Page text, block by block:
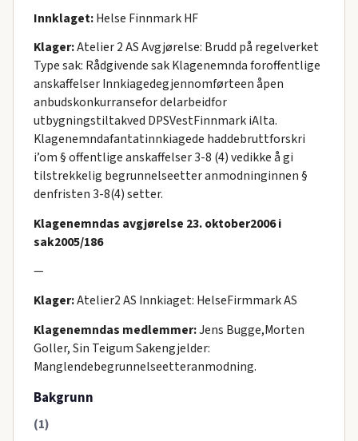
Innklaget:Helse Finnmark HF
Klager:Atelier 2 AS Avgjørelse: Brudd på regelverket
Type sak: Rådgivende sak Klagenemnda foroffentlige
anskaffelser Innkiagedegjennomførteen åpen
anbudskonkurransefor delarbeidfor
utbygningstiltakved DPSVestFinnmark iAlta.
Klagenemndafantatinnkiagede haddebruttforskri
i’om § offentlige anskaffelser 3-8 (4) vedikke å gi
tilstrekkelig begrunnelseetter anmodninginnen §
denfristen 3-8(4) setter.
Klagenemndas avgjørelse 23. oktober2006 i
sak2005/186
—
Klager:Atelier2 AS Innkiaget: HelseFirmmark AS
Klagenemndas medlemmer:Jens Bugge,Morten
Goller, Sin Teigum Sakengjelder:
Manglendebegrunnelseetteranmodning.
Bakgrunn
(1)